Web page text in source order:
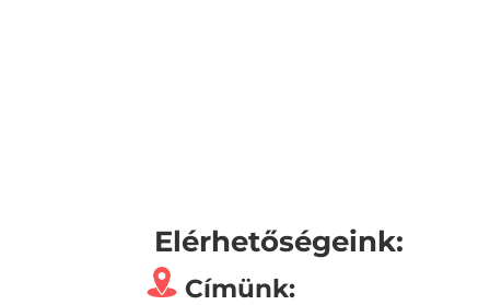
Elérhetőségeink:
Címünk: